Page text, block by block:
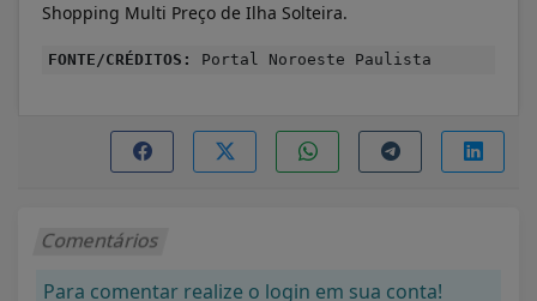
Shopping Multi Preço de Ilha Solteira.
FONTE/CRÉDITOS: Portal Noroeste Paulista
Comentários
Para comentar realize o login em sua conta!